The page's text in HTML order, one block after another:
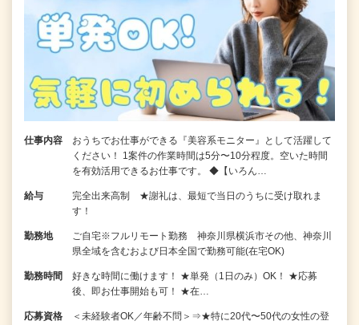
仕事内容
おうちでお仕事ができる『美容系モニター』として活躍して
ください！ 1案件の作業時間は5分〜10分程度。空いた時間
を有効活用できるお仕事です。 ◆【いろん…
給与
完全出来高制 ★謝礼は、最短で当日のうちに受け取れま
す！
勤務地
ご自宅※フルリモート勤務 神奈川県横浜市その他、神奈川
県全域を含むおよび日本全国で勤務可能(在宅OK)
勤務時間
好きな時間に働けます！ ★単発（1日のみ）OK！ ★応募
後、即お仕事開始も可！ ★在…
応募資格
＜未経験者OK／年齢不問＞⇒★特に20代〜50代の女性の登